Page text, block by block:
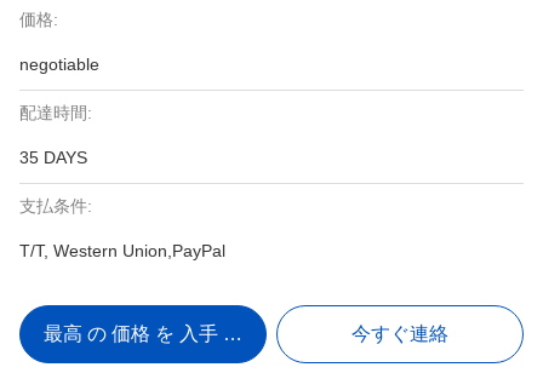
価格:
negotiable
配達時間:
35 DAYS
支払条件:
T/T, Western Union,PayPal
最高 の 価格 を 入手 する 今すぐ連絡